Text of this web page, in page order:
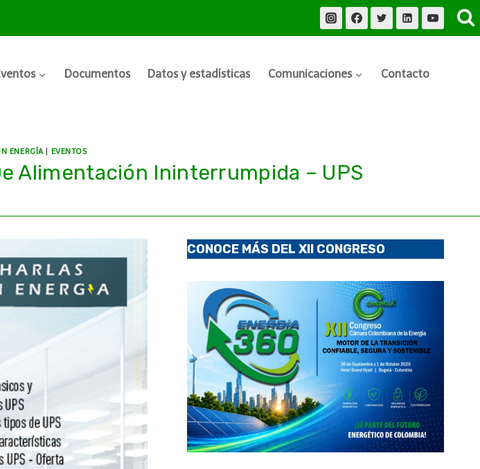
Documentos Datos y estadísticas Comunicaciones Contacto
ENERGÍA | EVENTOS
Alimentación Ininterrumpida – UPS
CONOCE MÁS DEL XII CONGRESO